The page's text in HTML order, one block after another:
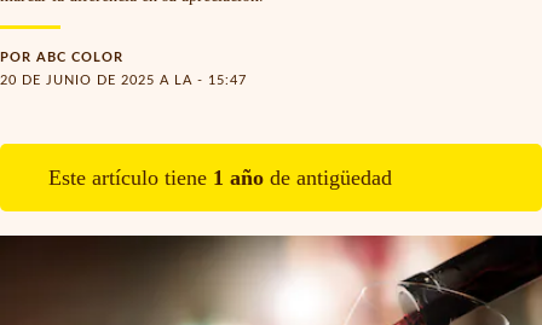
POR ABC COLOR
20 DE JUNIO DE 2025 A LA - 15:47
Este artículo tiene 1 año de antigüedad